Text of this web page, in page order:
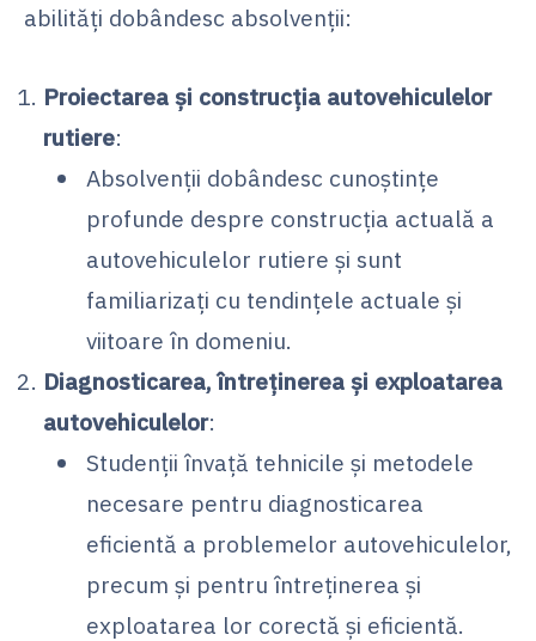
abilități dobândesc absolvenții:
Proiectarea și construcția autovehiculelor
rutiere:
Absolvenții dobândesc cunoștințe
profunde despre construcția actuală a
autovehiculelor rutiere și sunt
familiarizați cu tendințele actuale și
viitoare în domeniu.
Diagnosticarea, întreținerea și exploatarea
autovehiculelor:
Studenții învață tehnicile și metodele
necesare pentru diagnosticarea
eficientă a problemelor autovehiculelor,
precum și pentru întreținerea și
exploatarea lor corectă și eficientă.